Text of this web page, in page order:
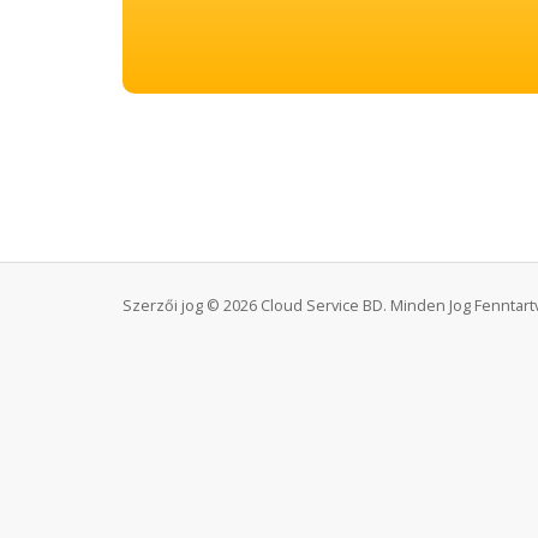
Szerzői jog © 2026 Cloud Service BD. Minden Jog